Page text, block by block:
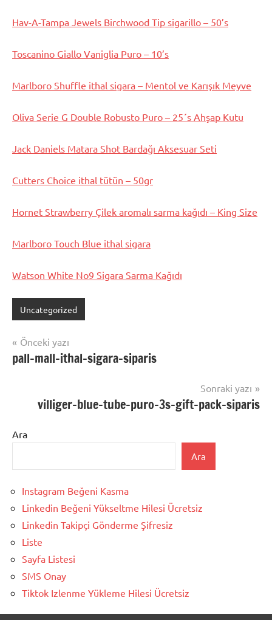
Hav-A-Tampa Jewels Birchwood Tip sigarillo – 50’s
Toscanino Giallo Vaniglia Puro – 10’s
Marlboro Shuffle ithal sigara – Mentol ve Karışık Meyve
Oliva Serie G Double Robusto Puro – 25´s Ahşap Kutu
Jack Daniels Matara Shot Bardağı Aksesuar Seti
Cutters Choice ithal tütün – 50gr
Hornet Strawberry Çilek aromalı sarma kağıdı – King Size
Marlboro Touch Blue ithal sigara
Watson White No9 Sigara Sarma Kağıdı
Uncategorized
Yazı
gezinmesi
Önceki yazı
pall-mall-ithal-sigara-siparis
Sonraki yazı
villiger-blue-tube-puro–3s-gift-pack-siparis
Ara
Ara
Instagram Beğeni Kasma
Linkedin Beğeni Yükseltme Hilesi Ücretsiz
Linkedin Takipçi Gönderme Şifresiz
Liste
Sayfa Listesi
SMS Onay
Tiktok Izlenme Yükleme Hilesi Ücretsiz